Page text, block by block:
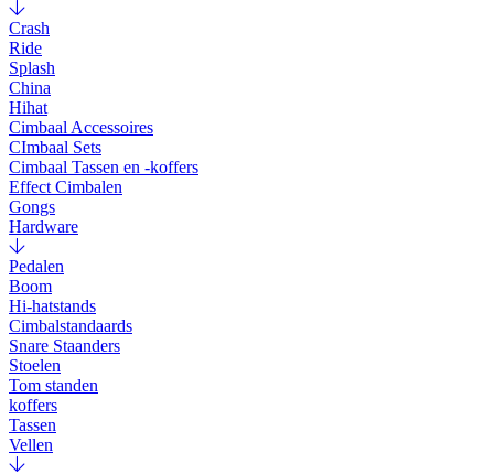
Crash
Ride
Splash
China
Hihat
Cimbaal Accessoires
CImbaal Sets
Cimbaal Tassen en -koffers
Effect Cimbalen
Gongs
Hardware
Pedalen
Boom
Hi-hatstands
Cimbalstandaards
Snare Staanders
Stoelen
Tom standen
koffers
Tassen
Vellen